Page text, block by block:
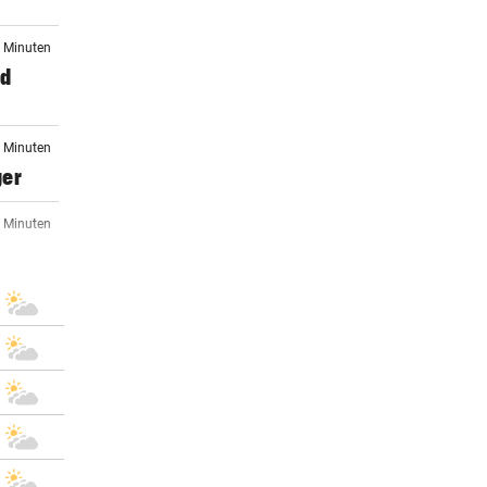
Minuten
Minuten
Minuten
Minuten
Minuten